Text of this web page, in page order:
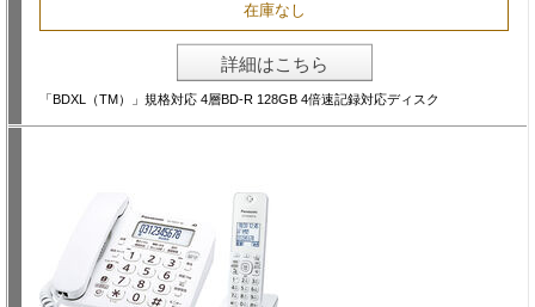
在庫なし
詳細はこちら
「BDXL（TM）」規格対応 4層BD-R 128GB 4倍速記録対応ディスク